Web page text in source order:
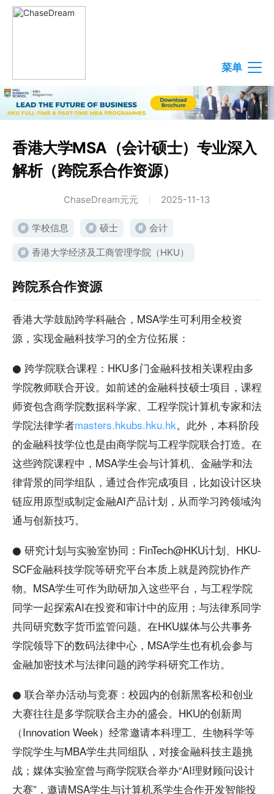
菜单
香港大学MSA（会计硕士）专业深入
解析（跨院系合作资源）
ChaseDream元元 2025-11-13
# 学校信息 # 硕士 # 会计
# 香港大学经济及工商管理学院（HKU）
跨院系合作资源
香港大学鼓励跨学科融合，MSA学生可利用全校资
源，实现金融科技学习的全方位拓展：
● 跨学院联合课程：HKU多门金融科技相关课程由多
学院教师联合开设。如前述的金融科技硕士项目，课程
师资包含商学院数据科学家、工程学院计算机专家和法
学院法律学者masters.hkubs.hku.hk。此外，本科阶段
的金融科技学位也是由商学院与工程学院联合打造。在
这些跨院课程中，MSA学生会与计算机、金融学和法
律背景的同学组队，通过合作完成项目，比如设计区块
链应用原型或制定金融AI产品计划，从而学习跨领域沟
通与创新技巧。
● 研究计划与实验室协同：FinTech@HKU计划、HKU-
SCF金融科技学院等研究平台本质上就是跨院协作产
物。MSA学生可作为助研加入这些平台，与工程学院
同学一起探索AI在投资和审计中的应用；与法律系同学
共同研究数字货币监管问题。在HKU媒体与公共事务
学院领导下的数码法律中心，MSA学生也有机会参与
金融加密技术与法律问题的跨学科研究工作坊。
● 联合举办活动与竞赛：校园内的创新黑客松和创业
大赛往往是多学院联合主办的盛会。HKU的创新周
（Innovation Week）经常邀请本科理工、生物科学等
学院学生与MBA学生共同组队，对接金融科技主题挑
战；媒体实验室曾与商学院联合举办“AI理财顾问设计
大赛”，邀请MSA学生与计算机系学生合作开发智能投